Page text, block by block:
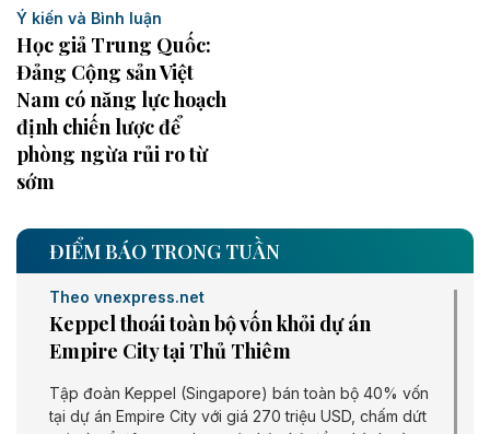
Ý kiến và Bình luận
Học giả Trung Quốc:
Đảng Cộng sản Việt
Nam có năng lực hoạch
định chiến lược để
phòng ngừa rủi ro từ
sớm
ĐIỂM BÁO TRONG TUẦN
Theo vnexpress.net
Keppel thoái toàn bộ vốn khỏi dự án
Empire City tại Thủ Thiêm
Tập đoàn Keppel (Singapore) bán toàn bộ 40% vốn
tại dự án Empire City với giá 270 triệu USD, chấm dứt